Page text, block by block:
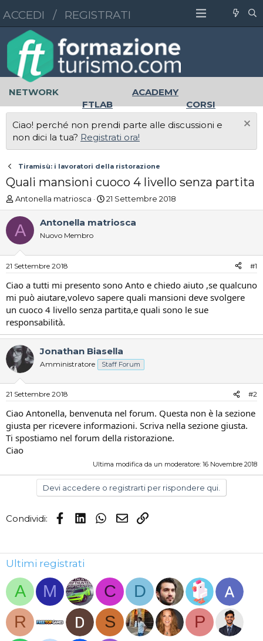
ACCEDI / REGISTRATI
NETWORK
ACADEMY
FTLAB
CORSI
LAVORO
Ciao! perché non prendi parte alle discussioni e
non dici la tua? Registrati ora!
Tiramisù: i lavoratori della ristorazione
Quali mansioni cuoco 4 livello senza partita
A
u
t
o
e
i
s
c
u
s
s
i
o
n
e
Antonella matriosca
D
a
t
n
i
i
o
21 Settembre 2018
A Antonella matriosca
Nuovo Membro
21 Settembre 2018 #1
Ciao a tutti mi presento sono Anto e chiedo aiuto ,se qualcuno
mi può aiutare,volevo sapere quali mansioni deve svolgere
un cuoco 4 livello senza partita,e quali sono le sue
responsabilità.
Jonathan Biasella
Amministratore Staff Forum
21 Settembre 2018 #2
Ciao Antonella, benvenuta nel forum. Questa non è la sezione
giusta per ricevere informazioni. Scriva nella sezione giusta.
Ti spostiamo nel forum della ristorazione.
Ciao
Ultima modifica da un moderatore: 16 Novembre 2018
Devi accedere o registrarti per rispondere qui.
Condividi: Facebook
LinkedInWhatsApp
EmailLink
Ultimi registrati
A M C
D
R
S
P